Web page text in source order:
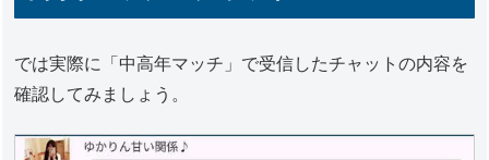
では実際に「中高年マッチ」で受信したチャットの内容を
確認してみましょう。